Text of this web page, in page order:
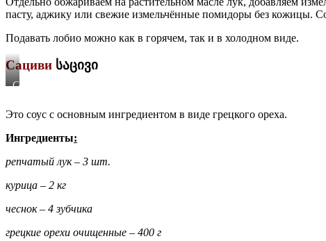
пасту, аджику или свежие измельчённые помидоры без кожицы.
Подавать лобио можно как в горячем, так и в холодном виде.
Сациви საცივი
Сациви
Это соус с основным ингредиентом в виде грецкого ореха.
Ингредиенты:
репчатый лук – 3 шт.
курица – 2 кг
чеснок – 4 зубчика
грецкие орехи очищенные – 400 г